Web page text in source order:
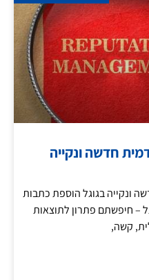
חדשה ונקייה
ונקייה בגוגל הוספת כתבות
– חיפשתם פתרון לתוצאות
קשה,